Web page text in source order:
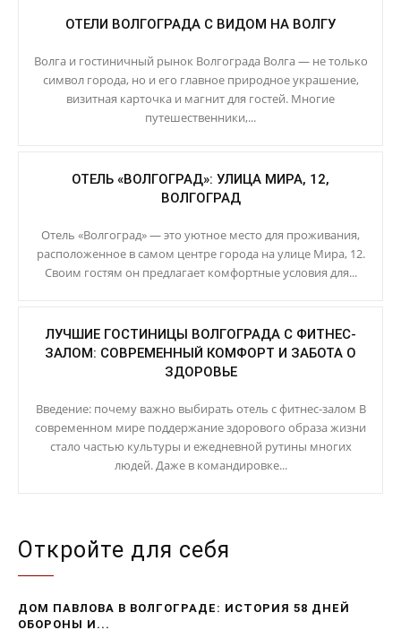
ОТЕЛИ ВОЛГОГРАДА С ВИДОМ НА ВОЛГУ
Волга и гостиничный рынок Волгограда Волга — не только
символ города, но и его главное природное украшение,
визитная карточка и магнит для гостей. Многие
путешественники,...
ОТЕЛЬ «ВОЛГОГРАД»: УЛИЦА МИРА, 12,
ВОЛГОГРАД
Отель «Волгоград» — это уютное место для проживания,
расположенное в самом центре города на улице Мира, 12.
Своим гостям он предлагает комфортные условия для...
ЛУЧШИЕ ГОСТИНИЦЫ ВОЛГОГРАДА С ФИТНЕС-
ЗАЛОМ: СОВРЕМЕННЫЙ КОМФОРТ И ЗАБОТА О
ЗДОРОВЬЕ
Введение: почему важно выбирать отель с фитнес-залом В
современном мире поддержание здорового образа жизни
стало частью культуры и ежедневной рутины многих
людей. Даже в командировке...
Откройте для себя
ДОМ ПАВЛОВА В ВОЛГОГРАДЕ: ИСТОРИЯ 58 ДНЕЙ
ОБОРОНЫ И...